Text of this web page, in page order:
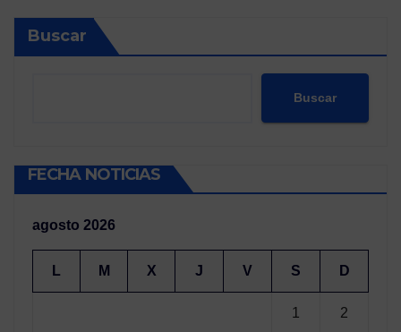
Buscar
Buscar
FECHA NOTICIAS
agosto 2026
L M X J V S D
1 2